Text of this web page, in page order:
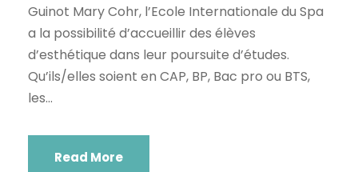
Guinot Mary Cohr, l’Ecole Internationale du Spa
a la possibilité d’accueillir des élèves
d’esthétique dans leur poursuite d’études.
Qu’ils/elles soient en CAP, BP, Bac pro ou BTS,
les...
Read More